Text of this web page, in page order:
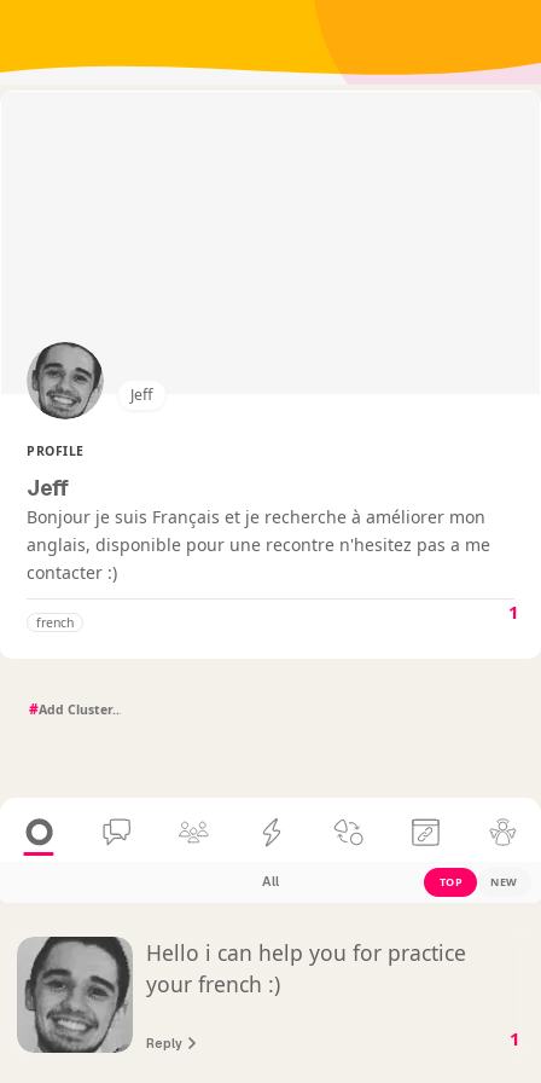
Jeff
PROFILE
Jeff
Bonjour je suis Français et je recherche à améliorer mon
anglais, disponible pour une recontre n'hesitez pas a me
contacter :)
french 1
#
All TOP NEW
Hello i can help you for practice
your french :)
Reply 1